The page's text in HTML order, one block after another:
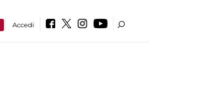
Accedi